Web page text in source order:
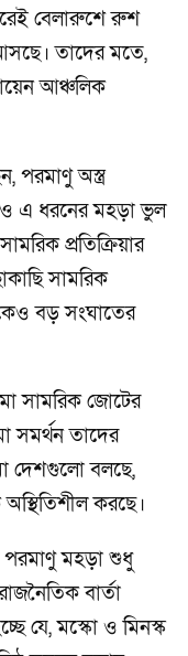
বেলারুশে রুশ
তাদের মতে,
আঞ্চলিক
পরমাণু অস্ত্র
এ ধরনের মহড়া ভুল
প্রতিক্রিয়ার
সামরিক
বড় সংঘাতের
সামরিক জোটের
সমর্থন তাদের
দেশগুলো বলছে,
অস্থিতিশীল করছে।
পরমাণু মহড়া শুধু
বার্তা
যে, মস্কো ও মিনস্ক